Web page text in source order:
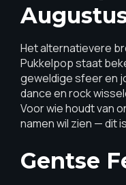
Het alternatievere
Pukkelpop staat
geweldige sfeer en
dance en rock
Voor wie houdt van
namen wil zien — dit
Gentse